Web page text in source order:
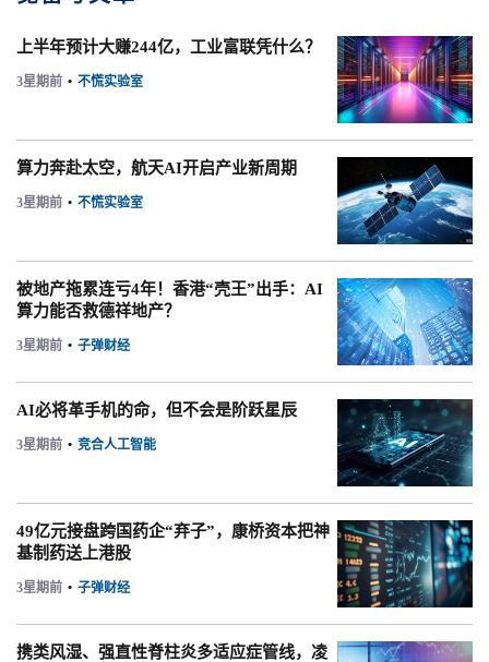
上半年预计大赚244亿，工业富联凭什么？
3星期前 • 不慌实验室
算力奔赴太空，航天AI开启产业新周期
3星期前 • 不慌实验室
被地产拖累连亏4年！香港“壳王”出手：AI
算力能否救德祥地产？
3星期前 • 子弹财经
AI必将革手机的命，但不会是阶跃星辰
3星期前 • 竞合人工智能
49亿元接盘跨国药企“弃子”，康桥资本把神
基制药送上港股
3星期前 • 子弹财经
携类风湿、强直性脊柱炎多适应症管线，凌